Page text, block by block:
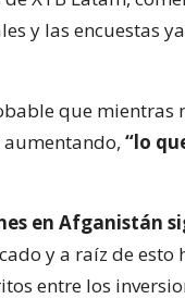
y las encuestas
que mientras
“lo
en Afganistán
y a raíz de esto
entre los